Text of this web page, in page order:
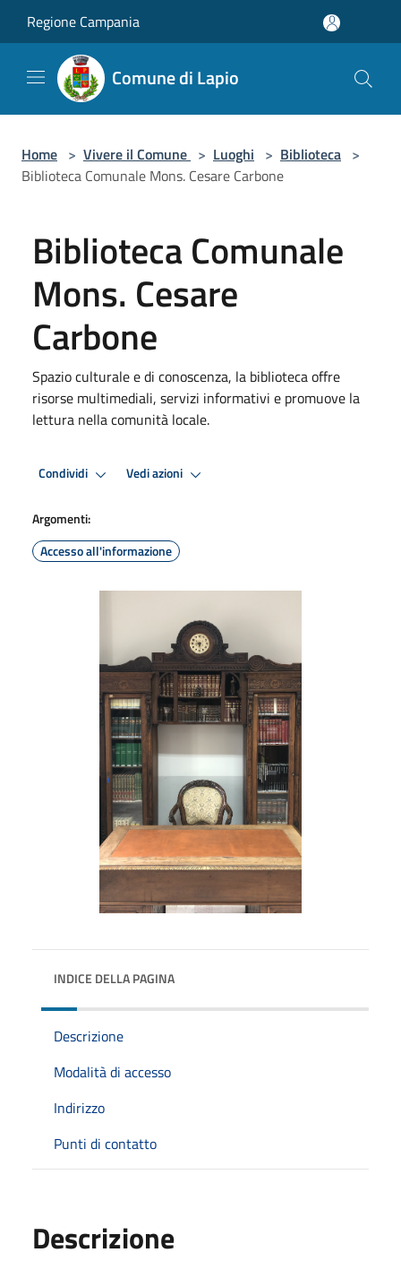
Regione Campania
Comune di Lapio
Home > Vivere il Comune > Luoghi > Biblioteca >
Biblioteca Comunale Mons. Cesare Carbone
Biblioteca Comunale
Mons. Cesare
Carbone
Spazio culturale e di conoscenza, la biblioteca offre
risorse multimediali, servizi informativi e promuove la
lettura nella comunità locale.
Condividi Vedi azioni
Argomenti:
Accesso all'informazione
INDICE DELLA PAGINA
Descrizione
Modalità di accesso
Indirizzo
Punti di contatto
Descrizione